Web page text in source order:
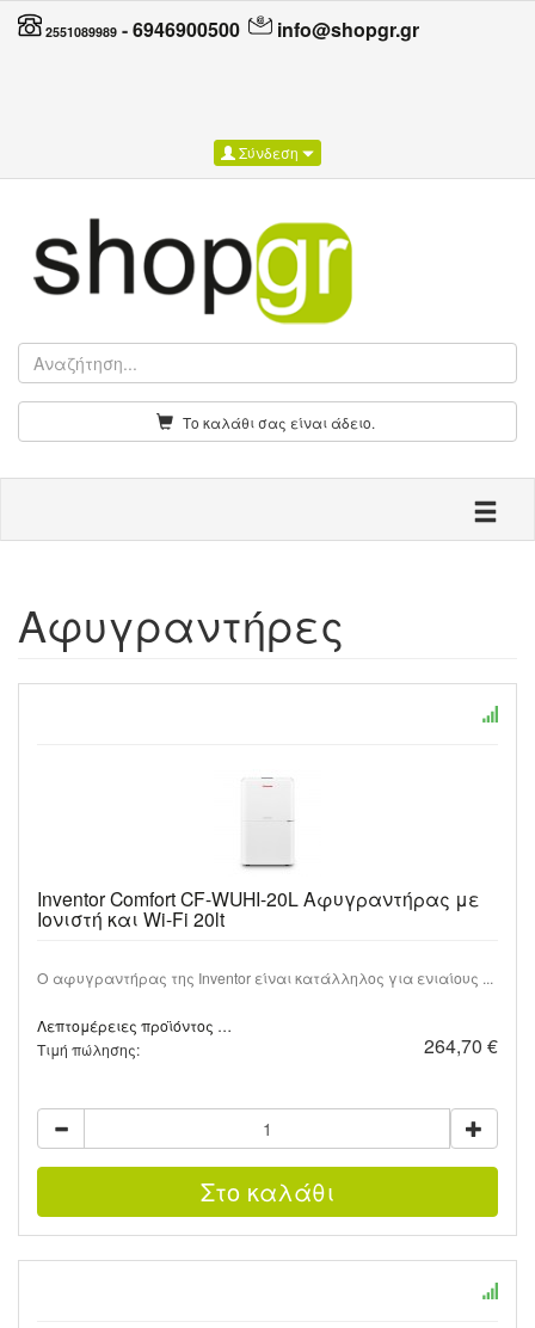
2551089989 -6946900500 info@shopgr.gr
Σύνδεση
Το καλάθι σας είναι άδειο.
Toggle
Αφυγραντήρες
Inventor Comfort CF-WUHI-20L Αφυγραντήρας με
Ιονιστή και Wi-Fi 20lt
Ο αφυγραντήρας της Inventor είναι κατάλληλος για ενιαίους ...
Λεπτομέρειες προϊόντος …
Τιμή πώλησης:
264,70 €